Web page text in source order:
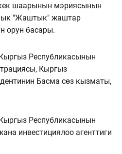
шаарынын мэриясынын
"Жаштык" жаштар
орун басары.
Республикасынын
Кыргыз
Басма сөз кызматы,
Республикасынын
инвестициялоо агенттиги